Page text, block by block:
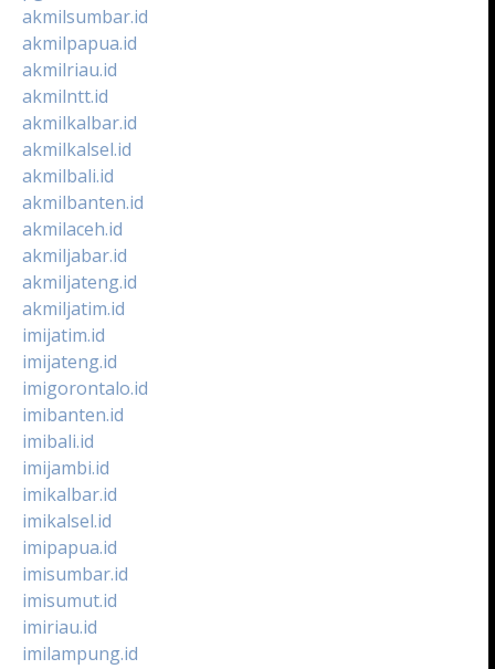
akmilsumbar.id
akmilpapua.id
akmilriau.id
akmilntt.id
akmilkalbar.id
akmilkalsel.id
akmilbali.id
akmilbanten.id
akmilaceh.id
akmiljabar.id
akmiljateng.id
akmiljatim.id
imijatim.id
imijateng.id
imigorontalo.id
imibanten.id
imibali.id
imijambi.id
imikalbar.id
imikalsel.id
imipapua.id
imisumbar.id
imisumut.id
imiriau.id
imilampung.id